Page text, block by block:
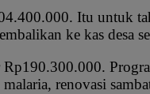
Itu untuk
ke kas desa
malaria, renovasi